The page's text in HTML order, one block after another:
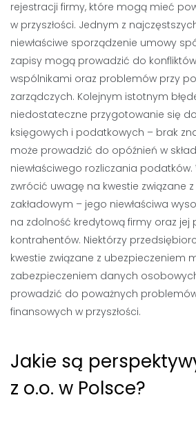
rejestracji firmy, które mogą mieć
w przyszłości. Jednym z
niewłaściwe sporządzenie umowy
zapisy mogą prowadzić do
wspólnikami oraz problemów przy
zarządczych. Kolejnym istotnym
niedostateczne przygotowanie się
księgowych i podatkowych – brak
może prowadzić do opóźnień w
niewłaściwego rozliczania podatków.
zwrócić uwagę na kwestie związane
zakładowym – jego niewłaściwa
na zdolność kredytową firmy oraz jej
kontrahentów. Niektórzy
kwestie związane z ubezpieczeniem
zabezpieczeniem danych
prowadzić do poważnych
finansowych w przyszłości.
Jakie są
z o.o. w Polsce?